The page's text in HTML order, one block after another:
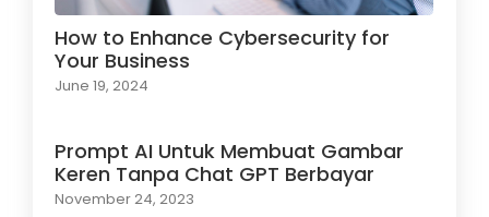
How to Enhance Cybersecurity for
Your Business
June 19, 2024
Prompt AI Untuk Membuat Gambar
Keren Tanpa Chat GPT Berbayar
November 24, 2023